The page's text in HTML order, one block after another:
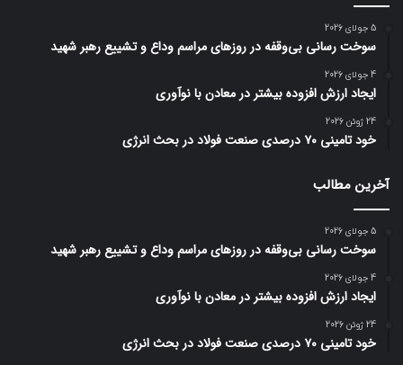
5 جولای 2026
سوخت رسانی بی‌وقفه در روز‌های مراسم وداع و تشییع رهبر شهید
4 جولای 2026
ایجاد ارزش افزوده بیشتر در معادن با نوآوری
24 ژوئن 2026
خود تامینی ۷۰ درصدی صنعت فولاد در بحث انرژی
آخرین مطالب
5 جولای 2026
سوخت رسانی بی‌وقفه در روز‌های مراسم وداع و تشییع رهبر شهید
4 جولای 2026
ایجاد ارزش افزوده بیشتر در معادن با نوآوری
24 ژوئن 2026
خود تامینی ۷۰ درصدی صنعت فولاد در بحث انرژی